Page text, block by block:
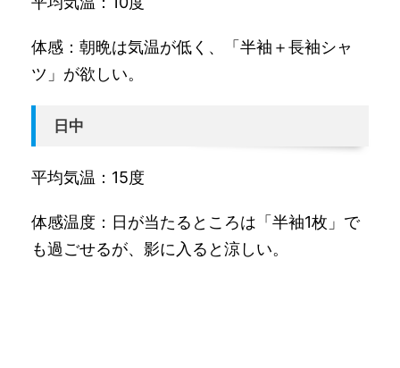
体感：朝晩は気温が低く、「半袖＋長袖シャ
ツ」が欲しい。
日中
平均気温：15度
体感温度：日が当たるところは「半袖1枚」で
も過ごせるが、影に入ると涼しい。